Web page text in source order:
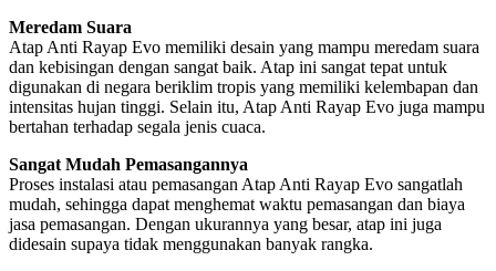
Meredam Suara
Atap Anti Rayap Evo memiliki desain yang mampu meredam suara
dan kebisingan dengan sangat baik. Atap ini sangat tepat untuk
digunakan di negara beriklim tropis yang memiliki kelembapan dan
intensitas hujan tinggi. Selain itu, Atap Anti Rayap Evo juga mampu
bertahan terhadap segala jenis cuaca.
Sangat Mudah Pemasangannya
Proses instalasi atau pemasangan Atap Anti Rayap Evo sangatlah
mudah, sehingga dapat menghemat waktu pemasangan dan biaya
jasa pemasangan. Dengan ukurannya yang besar, atap ini juga
didesain supaya tidak menggunakan banyak rangka.